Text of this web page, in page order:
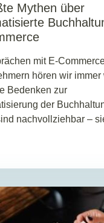
Mythen über
mit E-
hören wir immer
Bedenken zur
der
nachvollziehbar –